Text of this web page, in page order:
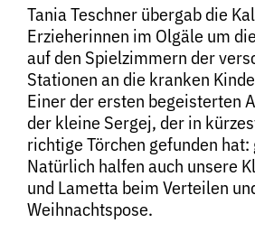
Tania Teschner übergab die
Erzieherinnen im Olgäle um
auf den Spielzimmern der
Stationen an die kranken
Einer der ersten begeisterten
der kleine Sergej, der in
richtige Törchen gefunden
Natürlich halfen auch unsere
und Lametta beim Verteilen
Weihnachtspose.